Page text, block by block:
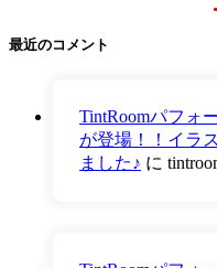
最近のコメント
TintRoomパフォ
が登場！！イラ
ました♪ に